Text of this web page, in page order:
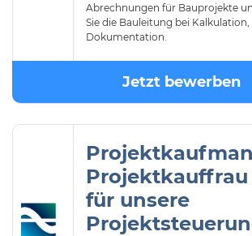
Abrechnungen für Bauprojekte
Sie die Bauleitung bei
Dokumentation.
Jetzt bewerben
Projektkauffrau
für unsere